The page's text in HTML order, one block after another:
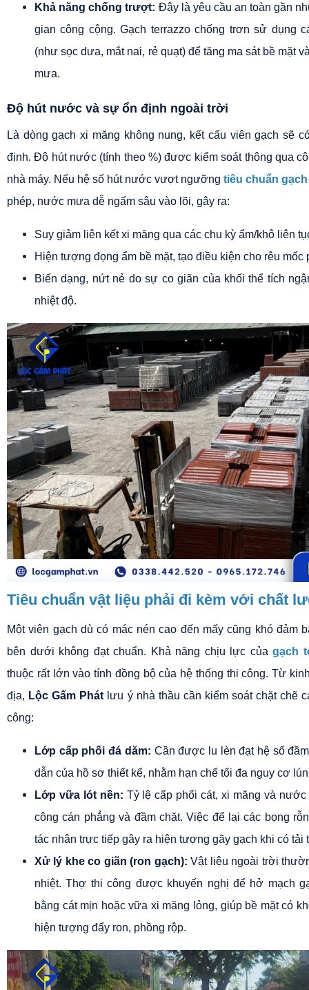
Khả năng chống trượt: Đây là yêu cầu an toàn gần
gian công cộng. Gạch terrazzo chống trơn sử dụng
(như sọc dưa, mắt nai, rẻ quạt) để tăng ma sát bề mặt
mưa.
Độ hút nước và sự ổn định ngoài trời
Là dòng gạch xi măng không nung, kết cấu viên gạch sẽ
định. Độ hút nước (tính theo %) được kiểm soát thông qua
nhà máy. Nếu hệ số hút nước vượt ngưỡng tiêu chuẩn
phép, nước mưa dễ ngấm sâu vào lõi, gây ra:
Suy giảm liên kết xi măng qua các chu kỳ ẩm/khô liên
Hiện tượng đọng ẩm bề mặt, tạo điều kiện cho rêu mốc
Biến dạng, nứt nẻ do sự co giãn của khối thể tích
nhiệt độ.
Tiêu chuẩn vật liệu phải đi kèm với chất
Một viên gạch dù có mác nén cao đến mấy cũng khó đảm
bên dưới không đạt chuẩn. Khả năng chịu lực của gạch
thuộc rất lớn vào tính đồng bộ của hệ thống thi công. Từ
địa, Lộc Gấm Phát lưu ý nhà thầu cần kiểm soát chặt chẽ
công:
Lớp cấp phối đá dăm: Cần được lu lèn đạt hệ số
dẫn của hồ sơ thiết kế, nhằm hạn chế tối đa nguy cơ
Lớp vữa lót nền: Tỷ lệ cấp phối cát, xi măng và
công cán phẳng và đầm chặt. Việc để lại các bọng
tác nhân trực tiếp gây ra hiện tượng gãy gạch khi có tải
Xử lý khe co giãn (ron gạch): Vật liệu ngoài trời
nhiệt. Thợ thi công được khuyến nghị để hở mạch
bằng cát mịn hoặc vữa xi măng lỏng, giúp bề mặt có
hiện tượng đẩy ron, phồng rộp.